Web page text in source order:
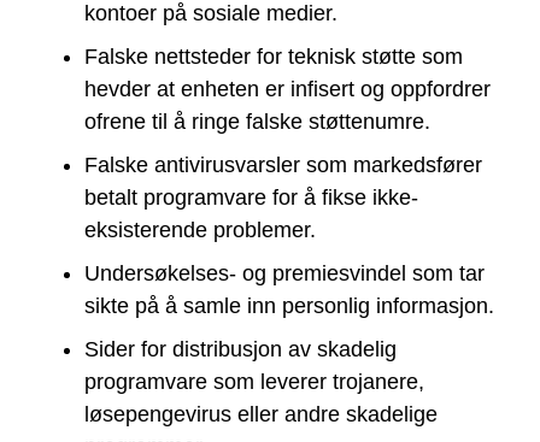
kontoer på sosiale medier.
Falske nettsteder for teknisk støtte som
hevder at enheten er infisert og oppfordrer
ofrene til å ringe falske støttenumre.
Falske antivirusvarsler som markedsfører
betalt programvare for å fikse ikke-
eksisterende problemer.
Undersøkelses- og premiesvindel som tar
sikte på å samle inn personlig informasjon.
Sider for distribusjon av skadelig
programvare som leverer trojanere,
løsepengevirus eller andre skadelige